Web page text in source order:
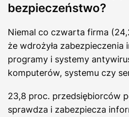
bezpieczeństwo?
Niemal co czwarta firma
że wdrożyła zabezpieczenia
programy i systemy
komputerów, systemu czy
23,8 proc. przedsiębiorców
sprawdza i zabezpiecza